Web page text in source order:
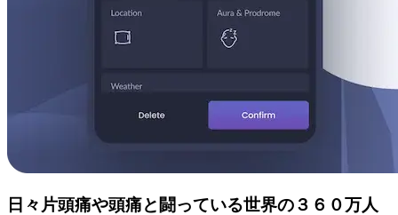
日々片頭痛や頭痛と闘っている世界の３６０万人